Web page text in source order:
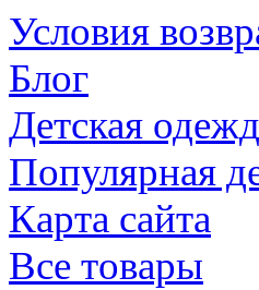
Условия
Блог
Детская
Популярная
Карта сайта
Все товары